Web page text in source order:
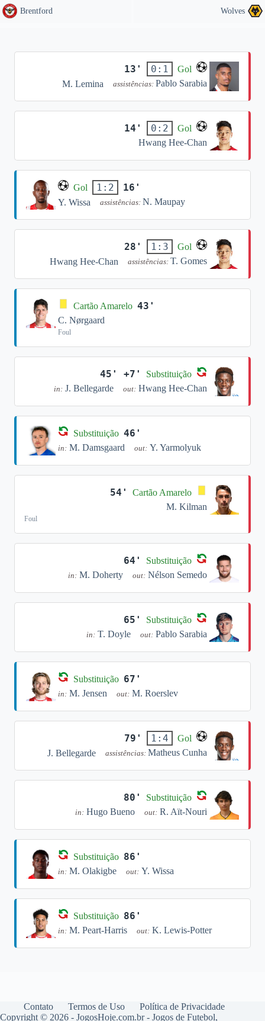
Brentford Wolves
13' 0:1
Gol
M. Lemina
assistências: Pablo Sarabia
14' 0:2
Gol
Hwang Hee-Chan
Gol 1:2 16'
Y. Wissa assistências: N. Maupay
28' 1:3
Gol
Hwang Hee-Chan
assistências: T. Gomes
Cartão Amarelo 43'
C. Nørgaard
Foul
45' +7' Substituição
in: J. Bellegarde out: Hwang Hee-Chan
Substituição 46'
in: M. Damsgaard out: Y. Yarmolyuk
54'
Cartão Amarelo
M. Kilman
Foul
64' Substituição
in: M. Doherty out: Nélson Semedo
65' Substituição
in: T. Doyle out: Pablo Sarabia
Substituição 67'
in: M. Jensen out: M. Roerslev
79' 1:4
Gol
J. Bellegarde
assistências: Matheus Cunha
80' Substituição
in: Hugo Bueno out: R. Aït-Nouri
Substituição 86'
in: M. Olakigbe out: Y. Wissa
Substituição 86'
in: M. Peart-Harris out: K. Lewis-Potter
Contato Termos de Uso
Política de Privacidade
Copyright © 2026 - JogosHoje.com.br - Jogos de Futebol,